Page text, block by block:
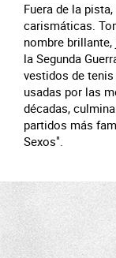
Fuera de la
carismáticas.
nombre
la Segunda
vestidos de
usadas por las
décadas,
partidos más
Sexos".